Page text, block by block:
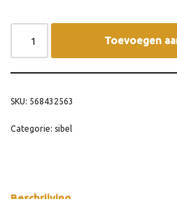
Toevoegen
SKU: 568432563
Categorie: sibel